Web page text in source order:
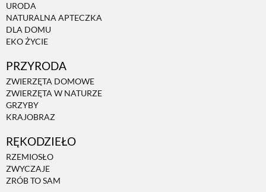
URODA
NATURALNA APTECZKA
DLA DOMU
EKO ŻYCIE
PRZYRODA
ZWIERZĘTA DOMOWE
ZWIERZĘTA W NATURZE
GRZYBY
KRAJOBRAZ
RĘKODZIEŁO
RZEMIOSŁO
ZWYCZAJE
ZRÓB TO SAM